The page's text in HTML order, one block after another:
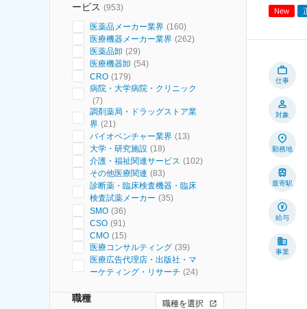
ービス (953)
医薬品メーカー業界 (160)
医療機器メーカー業界 (262)
医薬品卸 (29)
医療機器卸 (54)
CRO (179)
病院・大学病院・クリニック
(7)
調剤薬局・ドラッグストア業
界 (21)
バイオベンチャー業界 (13)
大学・研究施設 (18)
介護・福祉関連サービス (102)
その他医療関連 (83)
診断薬・臨床検査機器・臨床
検査試薬メーカー (35)
SMO (36)
CSO (91)
CMO (15)
医療コンサルティング (39)
医療広告代理店・出版社・マ
ーケティング・リサーチ (24)
職種 職種を選択
New
仕事
対象
勤務地
最寄駅
給与
事業